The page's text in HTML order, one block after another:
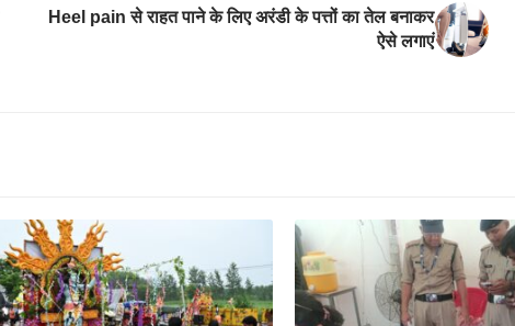
Heel pain से राहत पाने के लिए अरंडी के पत्तों का तेल बनाकर
ऐसे लगाएं